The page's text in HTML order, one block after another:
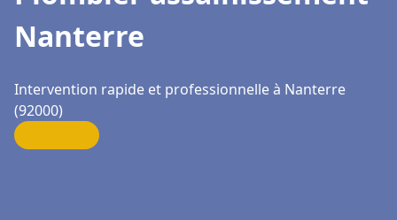
Nanterre
Intervention rapide et professionnelle à Nanterre
(92000)